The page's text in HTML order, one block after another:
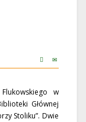
w
Głównej
Stoliku”. Dwie